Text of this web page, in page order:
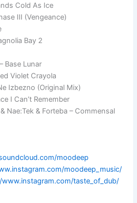
Cold As Ice
III (Vengeance)
Bay 2
Base Lunar
Violet Crayola
Izbezno (Original Mix)
I Can’t Remember
Nae:Tek & Forteba – Commensal
moodeep
moodeep_music/
taste_of_dub/